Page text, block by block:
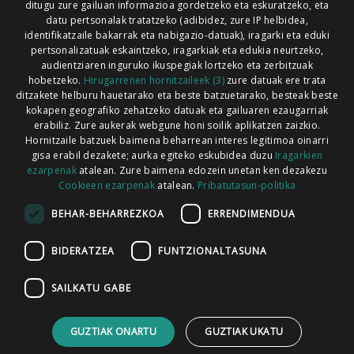
Xorroxin irratia | Lesaka | T. 948638288
Codesyntaxek garatua
PUBLIZITATEA
HARREMANETARAKO
ditugu zure gailuan informazioa gordetzeko eta eskuratzeko, eta
datu pertsonalak tratatzeko (adibidez, zure IP helbidea,
identifikatzaile bakarrak eta nabigazio-datuak), iragarki eta eduki
pertsonalizatuak eskaintzeko, iragarkiak eta edukia neurtzeko,
audientziaren inguruko ikuspegiak lortzeko eta zerbitzuak
hobetzeko. Hirugarrenen hornitzaileek (3)zure datuak ere trata
ditzakete helburu hauetarako eta beste batzuetarako, besteak beste
kokapen geografiko zehatzeko datuak eta gailuaren ezaugarriak
erabiliz. Zure aukerak webgune honi soilik aplikatzen zaizkio.
Hornitzaile batzuek baimena beharrean interes legitimoa oinarri
gisa erabil dezakete; aurka egiteko eskubidea duzu Iragarkien
ezarpenakatalean. Zure baimena edozein unetan ken dezakezu
Cookieen ezarpenak atalean. Pribatutasun-politika
BEHAR-BEHARREZKOA ERRENDIMENDUA
BIDERATZEA FUNTZIONALTASUNA
SAILKATU GABE
GUZTIAK ONARTU GUZTIAK UKATU